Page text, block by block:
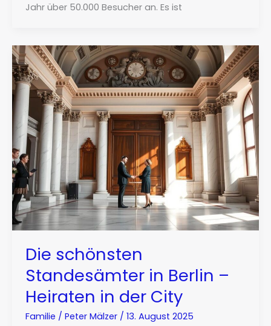
Jahr über 50.000 Besucher an. Es ist
Die schönsten
Standesämter in Berlin –
Heiraten in der City
Familie / Peter Mälzer / 13. August 2025